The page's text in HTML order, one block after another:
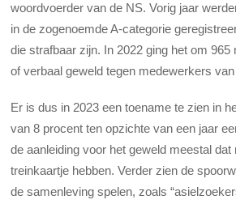
woordvoerder van de NS. Vorig jaar
in de zogenoemde A-categorie
die strafbaar zijn. In 2022 ging het om
of verbaal geweld tegen medewerkers
Er is dus in 2023 een toename te zien in
van 8 procent ten opzichte van een jaar
de aanleiding voor het geweld meestal dat
treinkaartje hebben. Verder zien de
de samenleving spelen, zoals